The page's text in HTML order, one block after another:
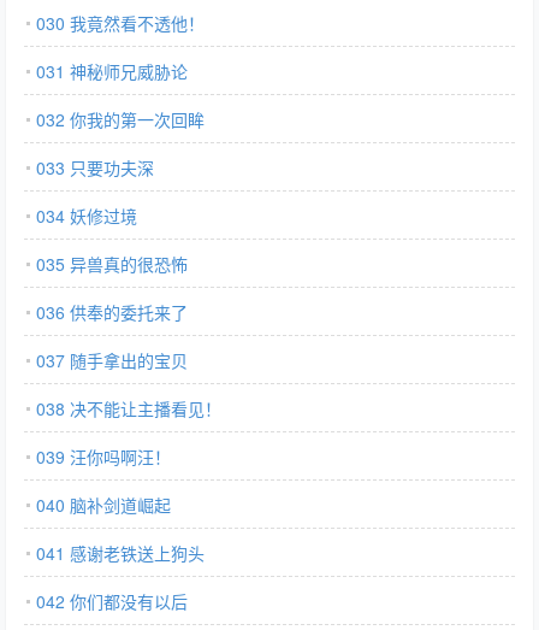
030 我竟然看不透他！
031 神秘师兄威胁论
032 你我的第一次回眸
033 只要功夫深
034 妖修过境
035 异兽真的很恐怖
036 供奉的委托来了
037 随手拿出的宝贝
038 决不能让主播看见！
039 汪你吗啊汪！
040 脑补剑道崛起
041 感谢老铁送上狗头
042 你们都没有以后